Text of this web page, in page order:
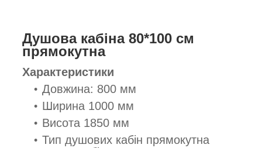
Душова кабіна 80*100 см
прямокутна
Характеристики
Довжина: 800 мм
Ширина 1000 мм
Висота 1850 мм
Тип душових кабін прямокутна